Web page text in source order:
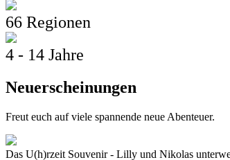
66 Regionen
4 - 14 Jahre
Neuerscheinungen
Freut euch auf viele spannende neue Abenteuer.
Das U(h)rzeit Souvenir - Lilly und Nikolas